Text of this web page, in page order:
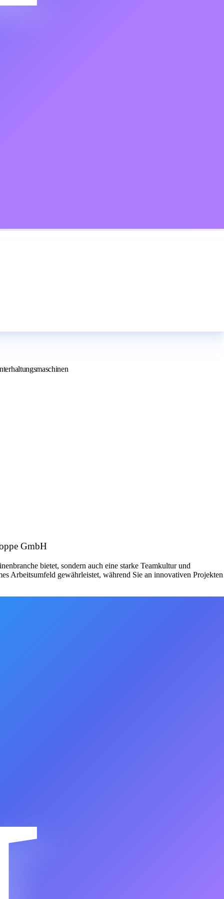
GmbH
bietet, sondern auch eine starke Teamkultur und
Arbeitsumfeld gewährleistet, während Sie an innovativen Projekten